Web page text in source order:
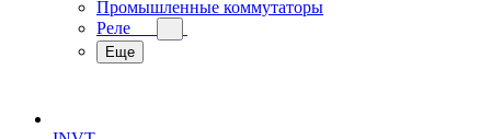
Промышленные коммутаторы
Реле
Еще